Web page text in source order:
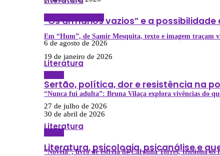
Em “Hum”, de Samir Mesquita, texto e imagem traçam
19 de janeiro de 2026
“Nunca fui adulta”: Bruna Vilaça explora vivências do
30 de abril de 2026
“Novela”, livro de estreia de Carolina Torres, tensiona
“Os armários vazios” e a
6 de agosto de 2026
Literatura
Sertão, política, dor e resistência na
27 de julho de 2026
Literatura
Literatura, psicologia, psicanálise e